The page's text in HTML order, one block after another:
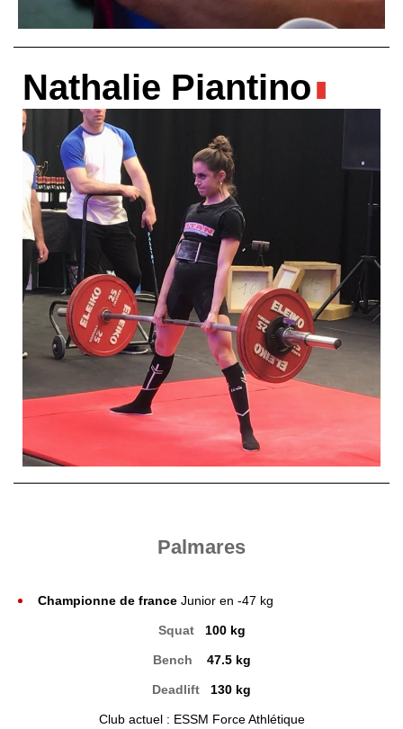
Nathalie Piantino
Palmares
Championne de france Junior en -47 kg
Squat 100 kg
Bench 47.5 kg
Deadlift 130 kg
Club actuel : ESSM Force Athlétique